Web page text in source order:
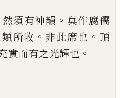
然須有神韻 。 莫作腐儒
所收 。 非此席也 。 頂
實而有之光輝也 。